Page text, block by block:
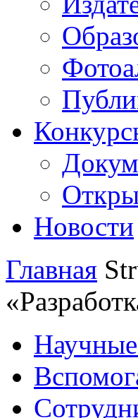
Новости
Главная